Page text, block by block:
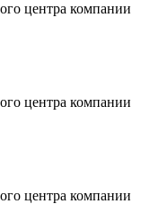
центра компании
центра компании
центра компании